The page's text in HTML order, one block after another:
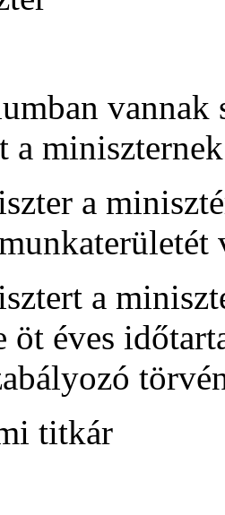
vannak
a
a
a
öt éves
titkár